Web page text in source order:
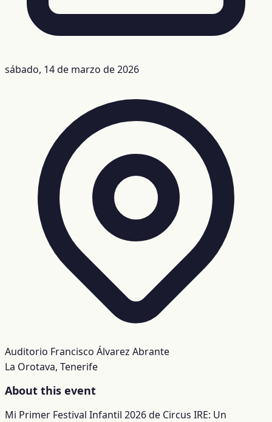
sábado, 14 de marzo de 2026
Auditorio Francisco Álvarez Abrante
La Orotava, Tenerife
About this event
Mi Primer Festival Infantil 2026 de Circus IRE: Un